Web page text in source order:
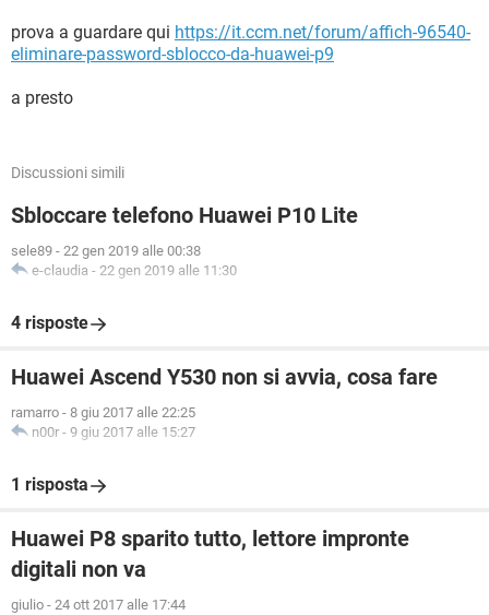
prova a guardare qui https://it.ccm.net/forum/affich-96540-
eliminare-password-sblocco-da-huawei-p9
a presto
Discussioni simili
Sbloccare telefono Huawei P10 Lite
sele89 - 22 gen 2019 alle 00:38
e-claudia - 22 gen 2019 alle 11:30
4 risposte
Huawei Ascend Y530 non si avvia, cosa fare
ramarro - 8 giu 2017 alle 22:25
n00r - 9 giu 2017 alle 15:27
1 risposta
Huawei P8 sparito tutto, lettore impronte
digitali non va
giulio - 24 ott 2017 alle 17:44